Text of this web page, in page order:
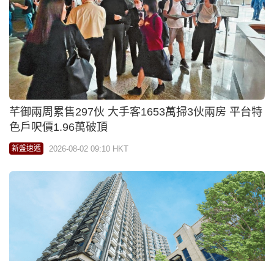
芊御兩周累售297伙 大手客1653萬掃3伙兩房 平台特
色戶呎價1.96萬破頂
新盤速遞 2026-08-02 09:10 HKT